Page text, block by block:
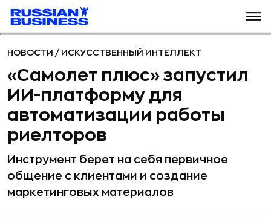
НОВОСТИ / ИСКУССТВЕННЫЙ ИНТЕЛЛЕКТ
«Самолет плюс» запустил
ИИ-платформу для
автоматизации работы
риелторов
Инструмент берет на себя первичное
общение с клиентами и создание
маркетинговых материалов